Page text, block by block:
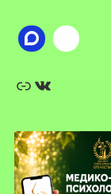
Ссылка